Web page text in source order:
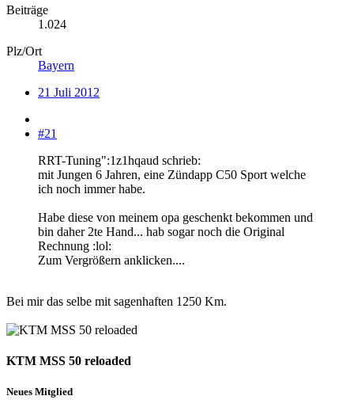
Beiträge
1.024
Plz/Ort
Bayern
21 Juli 2012
#21
RRT-Tuning":1z1hqaud schrieb:
mit Jungen 6 Jahren, eine Zündapp C50 Sport welche
ich noch immer habe.
Habe diese von meinem opa geschenkt bekommen und
bin daher 2te Hand... hab sogar noch die Original
Rechnung :lol:
Zum Vergrößern anklicken....
Bei mir das selbe mit sagenhaften 1250 Km.
KTM MSS 50 reloaded
Neues Mitglied